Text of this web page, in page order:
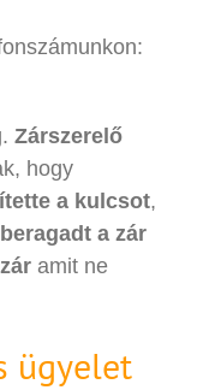
Zárszerelő
hogy
a kulcsot,
beragadt a zár
zár amit ne
ügyelet